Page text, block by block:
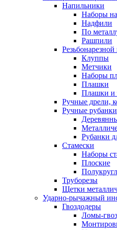
Напильники
Наборы
Надфили
По
Рашпили
Клуппы
Метчики
Наборы
Плашки
Плашки и
Ручные дрели,
Ручные рубанки
Рубанки
Стамески
Наборы
Плоские
Труборезы
Щетки
Ударно-рычажный
Гвоздодеры
Ломы-